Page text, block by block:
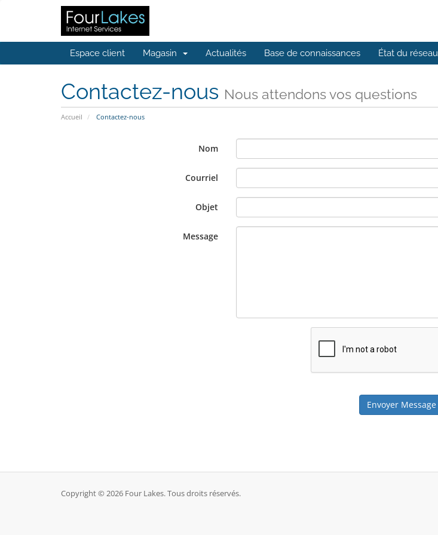
Espace client Magasin Actualités Base de connaissances État du réseau
Contactez-nous Nous attendons vos questions
Accueil Contactez-nous
Nom
Courriel
Objet
Message
Envoyer Message
Copyright © 2026 Four Lakes. Tous droits réservés.